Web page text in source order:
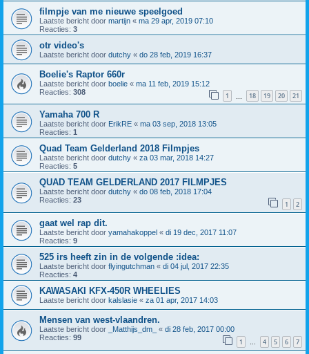
filmpje van me nieuwe speelgoed
Laatste bericht door martijn « ma 29 apr, 2019 07:10
Reacties: 3
otr video's
Laatste bericht door dutchy « do 28 feb, 2019 16:37
Boelie's Raptor 660r
Laatste bericht door boelie « ma 11 feb, 2019 15:12
Reacties: 308 1 18 19 20 21
Yamaha 700 R
Laatste bericht door ErikRE « ma 03 sep, 2018 13:05
Reacties: 1
Quad Team Gelderland 2018 Filmpjes
Laatste bericht door dutchy « za 03 mar, 2018 14:27
Reacties: 5
QUAD TEAM GELDERLAND 2017 FILMPJES
Laatste bericht door dutchy « do 08 feb, 2018 17:04
Reacties: 23 1 2
gaat wel rap dit.
Laatste bericht door yamahakoppel « di 19 dec, 2017 11:07
Reacties: 9
525 irs heeft zin in de volgende :idea:
Laatste bericht door flyingutchman « di 04 jul, 2017 22:35
Reacties: 4
KAWASAKI KFX-450R WHEELIES
Laatste bericht door kalslasie « za 01 apr, 2017 14:03
Mensen van west-vlaandren.
Laatste bericht door _Matthijs_dm_ « di 28 feb, 2017 00:00
Reacties: 99 1 4 5 6 7